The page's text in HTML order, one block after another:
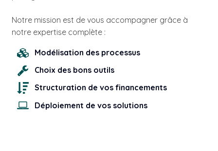
Notre mission est de vous accompagner grâce à
notre expertise complète :
Modélisation des processus
Choix des bons outils
Structuration de vos financements
Déploiement de vos solutions